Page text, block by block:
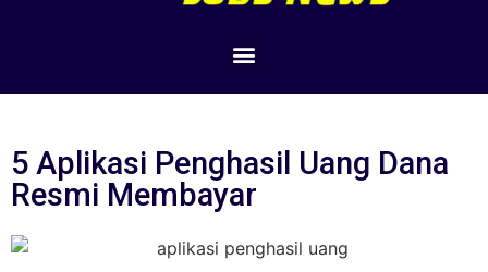
5 Aplikasi Penghasil Uang Dana
Resmi Membayar